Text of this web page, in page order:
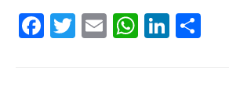
Facebook
Twitter
Email